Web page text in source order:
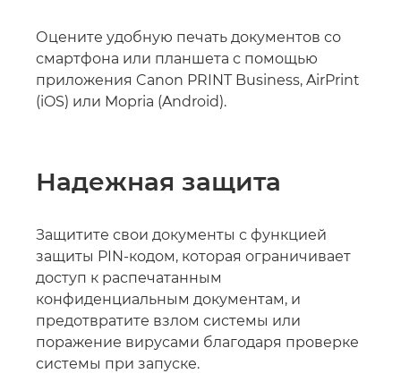
Оцените удобную печать документов со
смартфона или планшета с помощью
приложения Canon PRINT Business, AirPrint
(iOS) или Mopria (Android).
Надежная защита
Защитите свои документы с функцией
защиты PIN-кодом, которая ограничивает
доступ к распечатанным
конфиденциальным документам, и
предотвратите взлом системы или
поражение вирусами благодаря проверке
системы при запуске.